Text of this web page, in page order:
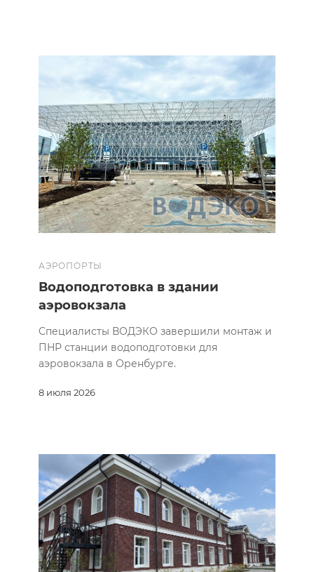
АЭРОПОРТЫ
8 июля 2026
Водоподготовка в здании
аэровокзала
Специалисты ВОДЭКО завершили монтаж и
ПНР станции водоподготовки для
аэровокзала в Оренбурге.